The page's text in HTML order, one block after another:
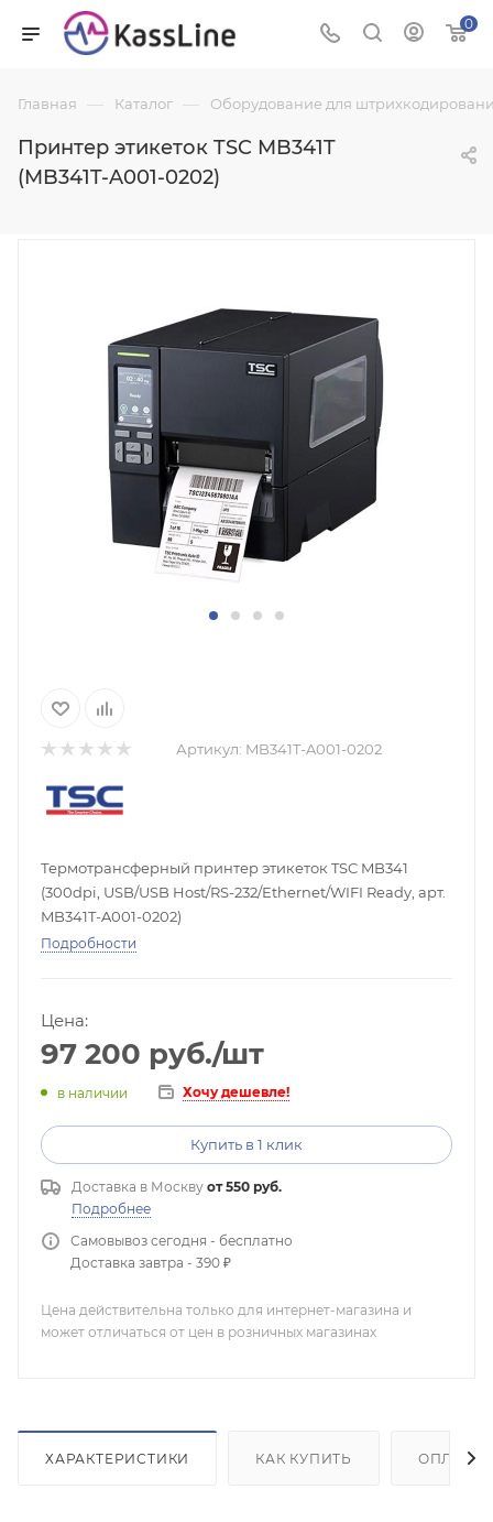
0
Главная — Каталог — Оборудование для
Принтер этикеток TSC MB341T
(MB341T-A001-0202)
Артикул: MB341T-A001-0202
Термотрансферный принтер этикеток TSC MB341
(300dpi, USB/USB Host/RS-232/Ethernet/WIFI Ready, арт.
MB341T-A001-0202)
Подробности
Цена:
97 200 руб./шт
в наличии Хочу дешевле!
Купить в 1 клик
Доставка в Москву от 550 руб.
Подробнее
Самовывоз сегодня - бесплатно
Доставка завтра - 390 ₽
Цена действительна только для интернет-магазина и
может отличаться от цен в розничных магазинах
ХАРАКТЕРИСТИКИ КАК КУПИТЬ ОПЛАТА